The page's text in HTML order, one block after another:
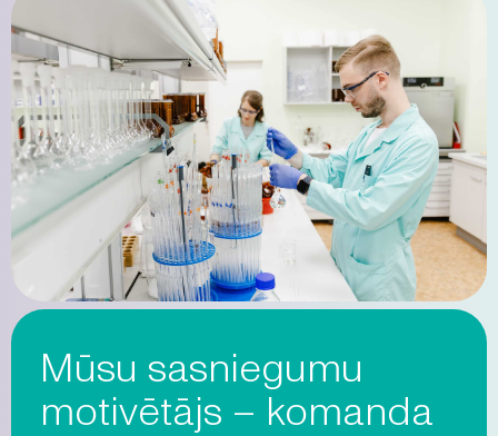
Mūsu sasniegumu
motivētājs – komanda